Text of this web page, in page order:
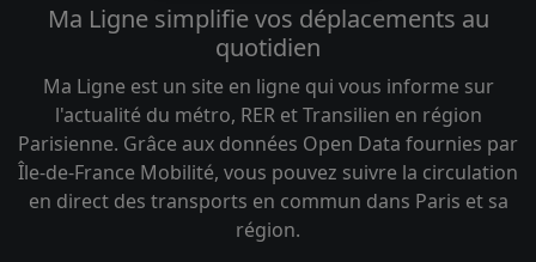
Ma Ligne simplifie vos déplacements au
quotidien
Ma Ligne est un site en ligne qui vous informe sur
l'actualité du métro, RER et Transilien en région
Parisienne. Grâce aux données Open Data fournies par
Île-de-France Mobilité, vous pouvez suivre la circulation
en direct des transports en commun dans Paris et sa
région.